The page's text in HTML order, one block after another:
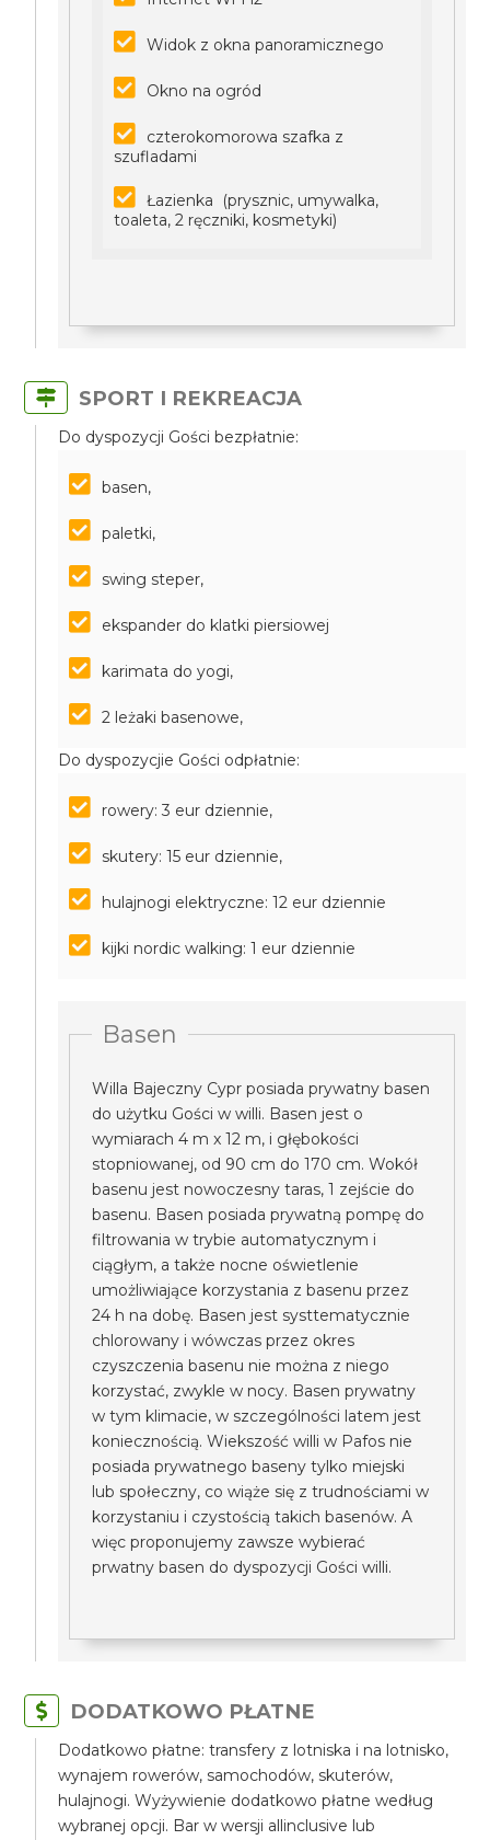
Widok z okna panoramicznego
Okno na ogród
czterokomorowa szafka z
szufladami
Łazienka (prysznic, umywalka,
toaleta, 2 ręczniki, kosmetyki)
SPORT I REKREACJA
Do dyspozycji Gości bezpłatnie:
basen,
paletki,
swing steper,
ekspander do klatki piersiowej
karimata do yogi,
2 leżaki basenowe,
Do dyspozycjie Gości odpłatnie:
rowery: 3 eur dziennie,
skutery: 15 eur dziennie,
hulajnogi elektryczne: 12 eur dziennie
kijki nordic walking: 1 eur dziennie
Basen
Willa Bajeczny Cypr posiada prywatny basen
do użytku Gości w willi. Basen jest o
wymiarach 4 m x 12 m, i głębokości
stopniowanej, od 90 cm do 170 cm. Wokół
basenu jest nowoczesny taras, 1 zejście do
basenu. Basen posiada prywatną pompę do
filtrowania w trybie automatycznym i
ciągłym, a także nocne oświetlenie
umożliwiające korzystania z basenu przez
24 h na dobę. Basen jest systtematycznie
chlorowany i wówczas przez okres
czyszczenia basenu nie można z niego
korzystać, zwykle w nocy. Basen prywatny
w tym klimacie, w szczególności latem jest
koniecznością. Wiekszość willi w Pafos nie
posiada prywatnego baseny tylko miejski
lub społeczny, co wiąże się z trudnościami w
korzystaniu i czystością takich basenów. A
więc proponujemy zawsze wybierać
prwatny basen do dyspozycji Gości willi.
DODATKOWO PŁATNE
Dodatkowo płatne: transfery z lotniska i na lotnisko,
wynajem rowerów, samochodów, skuterów,
hulajnogi. Wyżywienie dodatkowo płatne według
wybranej opcji. Bar w wersji allinclusive lub